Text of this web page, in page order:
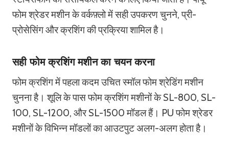
फोम श्रेडर मशीन के वर्कफ़्लो में सही उपकरण चुनने, प्री-
प्रोसेसिंग और क्रशिंग की प्रक्रिया शामिल है।
सही फोम क्रशिंग मशीन का चयन करना
फोम क्रशिंग में पहला कदम उचित स्मॉल फोम श्रेडिंग मशीन
चुनना है। शूलि के पास फोम क्रशिंग मशीनों के SL-800, SL-
100, SL-1200, और SL-1500 मॉडल हैं। PU फोम श्रेडर
मशीनों के विभिन्न मॉडलों का आउटपुट अलग-अलग होता है।